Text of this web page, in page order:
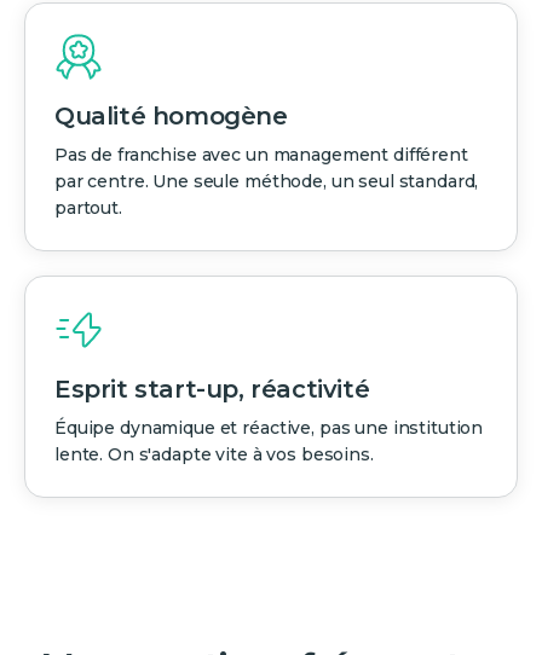
Qualité homogène
Pas de franchise avec un management différent
par centre. Une seule méthode, un seul standard,
partout.
Esprit start-up, réactivité
Équipe dynamique et réactive, pas une institution
lente. On s'adapte vite à vos besoins.